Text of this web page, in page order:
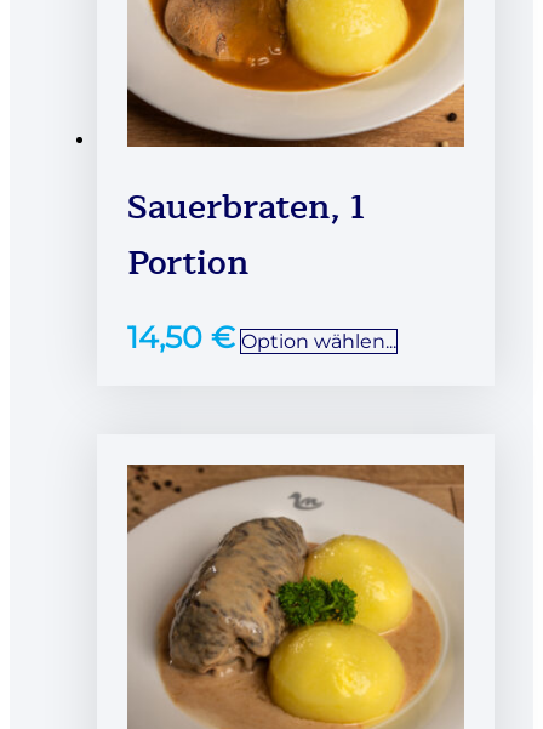
Sauerbraten, 1
Portion
14,50 € Option wählen...